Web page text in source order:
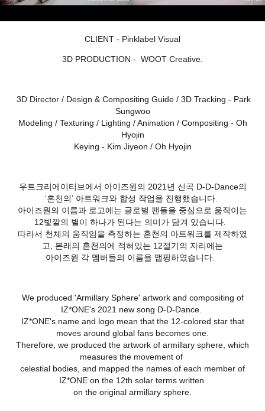
CLIENT - Pinklabel Visual
3D PRODUCTION - WOOT Creative.
3D Director / Design & Compositing Guide / 3D Tracking - Park
Sungwoo
Modeling / Texturing / Lighting / Animation / Compositing - Oh
Hyojin
Keying - Kim Jiyeon / Oh Hyojin
우트크리에이티브에서 아이즈원의 2021년 신곡 D-D-Dance의
‘혼천의’ 아트워크와 합성 작업을 진행했습니다.
아이즈원의 이름과 로고에는 글로벌 팬들을 중심으로 움직이는
12빛깔의 별이 하나가 된다는 의미가 담겨 있습니다.
따라서 천체의 움직임을 측정하는 혼천의 아트워크를 제작하였
고, 본래의 혼천의에 적혀있는 12절기의 자리에는
아이즈원 각 멤버들의 이름을 맵핑하였습니다.
We produced 'Armillary Sphere' artwork and compositing of
IZ*ONE's 2021 new song D-D-Dance.
IZ*ONE's name and logo mean that the 12-colored star that
moves around global fans becomes one.
Therefore, we produced the artwork of armillary sphere, which
measures the movement of
celestial bodies, and mapped the names of each member of
IZ*ONE on the 12th solar terms written
on the original armillary sphere.